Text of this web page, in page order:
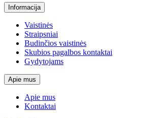
Informacija
Vaistinės
Straipsniai
Budinčios vaistinės
Skubios pagalbos kontaktai
Gydytojams
Apie mus
Apie mus
Kontaktai